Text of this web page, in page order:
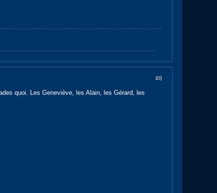
#8
quoi. Les Geneviève, les Alain, les Gérard, les